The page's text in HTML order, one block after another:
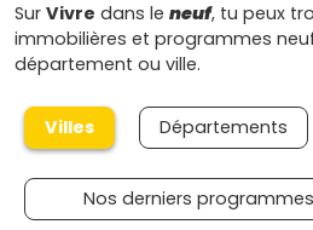
Sur Vivre dans le neuf, tu peux
immobilières et programmes
département ou ville.
Villes Départements
Nos derniers programmes